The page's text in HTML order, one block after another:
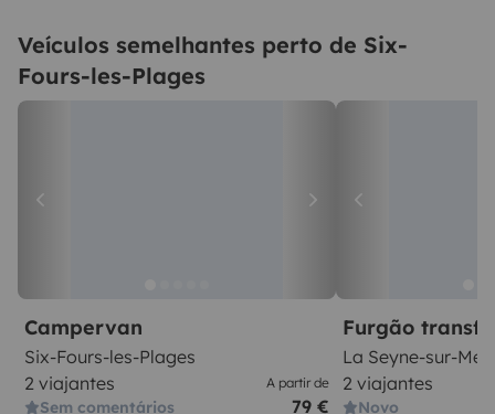
Veículos semelhantes perto de Six-
Fours-les-Plages
Campervan
Six-Fours-les-Plages
2 viajantes
Sem comentários
A partir de
79 €
Furgão
La Seyne-sur-Mer
2 viajantes
Novo